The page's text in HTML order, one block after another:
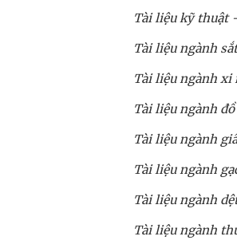
Tài liệu kỹ thuật
Tài liệu ngành
Tài liệu ngành xi
Tài liệu ngành
Tài liệu ngành
Tài liệu ngành
Tài liệu ngành
Tài liệu ngành